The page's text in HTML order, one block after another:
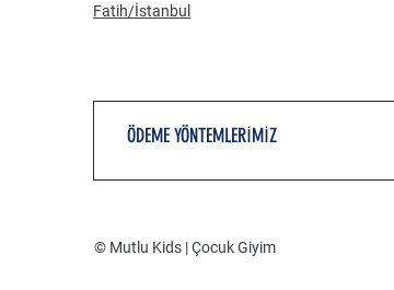
Fatih/İstanbul
ÖDEME YÖNTEMLERİMİZ
© Mutlu Kids | Çocuk Giyim